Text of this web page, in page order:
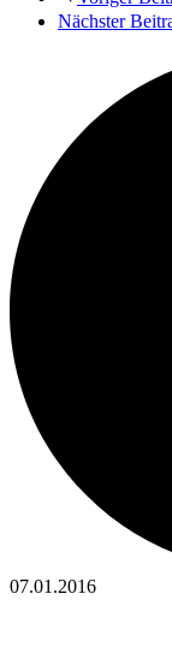
Nächster
07.01.2016